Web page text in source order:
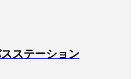
ステーション